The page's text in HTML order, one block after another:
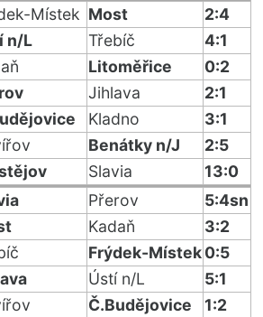
Místek Most
2:4
n/L Třebíč
4:1
Litoměřice
0:2
Jihlava
2:1
Kladno
3:1
Benátky n/J
2:5
Slavia
13:0
Přerov
5:4sn
Kadaň
3:2
Frýdek-Místek0:5
Ústí n/L
5:1
Č.Budějovice
1:2